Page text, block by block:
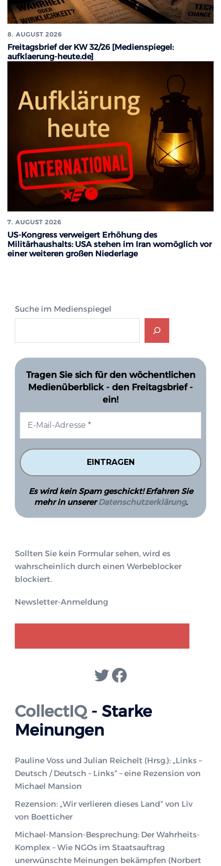
8. AUGUST 2026
Freitagsbrief der KW 32/26 [Medienspiegel:
aufklaerung-heute.de]
7. AUGUST 2026
US-Kongress verweigert Erhöhung des
Militärhaushalts: USA stehen im Iran womöglich vor
einer weiteren großen Niederlage
Suche im Medienspiegel
Tragen Sie sich für den wöchentlichen
Medienüberblick - den Freitagsbrief -
ein!
Es wird kein Spam geschickt! Erfahren Sie
mehr in unsererDatenschutzerklärung.
Sollten Sie kein Formular sehen, wird es
wahrscheinlich durch einen Werbeblocker
blockiert.
Newsletter-Anmeldung
Twitter
Facebook
CollectIQ- Starke
Meinungen
Pauline Voss und Julian Reichelt (Hrsg.): „Links –
Deutsch / Deutsch – Links“ – eine Rezension von
Michael Mansion
Rezension: „Wir verlieren dieses Land“ von Liv
von Boetticher
Michael-Mansion-Besprechung: Der Wahrheits-
Komplex – Wie NGOs im Staatsauftrag
unerwünschte Meinungen bekämpfen (Norbert